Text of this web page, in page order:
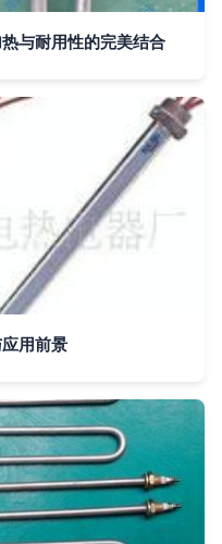
与耐用性的完美结合
用前景